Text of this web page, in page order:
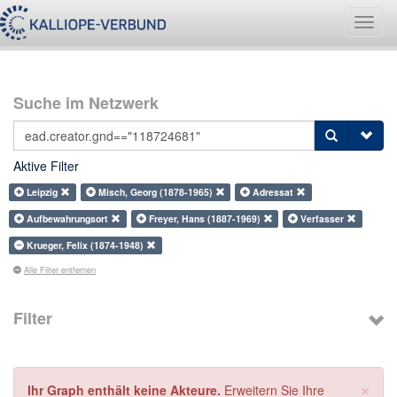
Suche im Netzwerk
Aktive Filter
Leipzig Misch, Georg (1878-1965)
Adressat
Aufbewahrungsort
Freyer, Hans (1887-1969)
Verfasser
Krueger, Felix (1874-1948)
Alle Filter entfernen
Filter
×
Ihr Graph enthält keine Akteure. Erweitern Sie Ihre